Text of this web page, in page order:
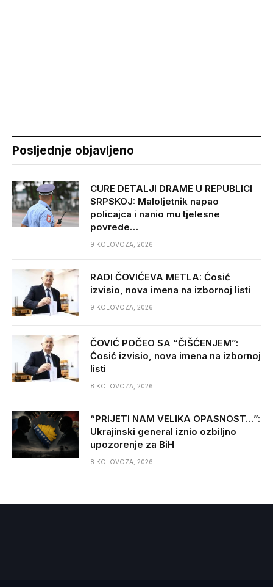
Posljednje objavljeno
CURE DETALJI DRAME U REPUBLICI
SRPSKOJ: Maloljetnik napao
policajca i nanio mu tjelesne
povrede…
9 KOLOVOZA, 2026
RADI ČOVIĆEVA METLA: Ćosić
izvisio, nova imena na izbornoj listi
9 KOLOVOZA, 2026
ČOVIĆ POČEO SA “ČIŠĆENJEM”:
Ćosić izvisio, nova imena na izbornoj
listi
8 KOLOVOZA, 2026
“PRIJETI NAM VELIKA OPASNOST…”:
Ukrajinski general iznio ozbiljno
upozorenje za BiH
8 KOLOVOZA, 2026